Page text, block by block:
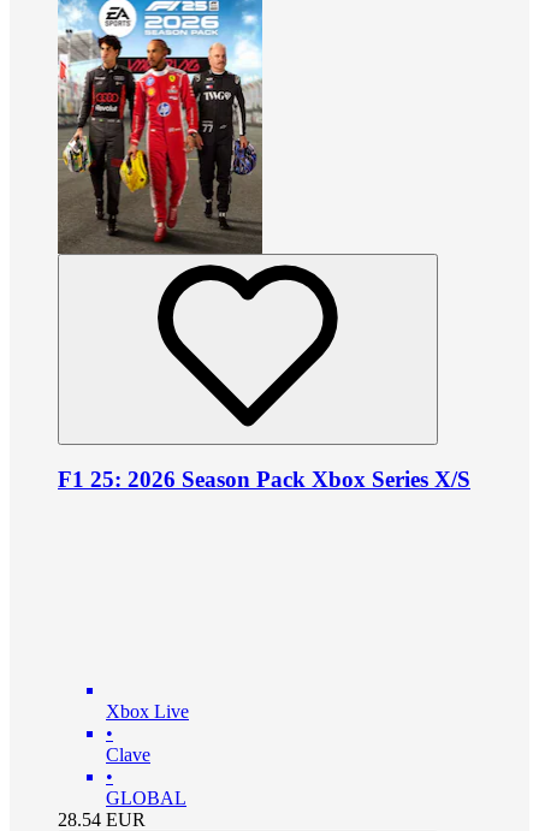
F1 25: 2026 Season Pack Xbox Series X/S
Xbox Live
•
Clave
•
GLOBAL
28.54 EUR